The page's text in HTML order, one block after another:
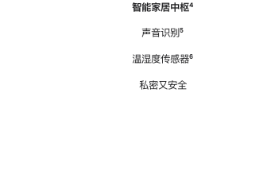
智能家居中枢脚
⁴
声音识别脚
⁵
温湿度传感器脚
⁶
私密又安全